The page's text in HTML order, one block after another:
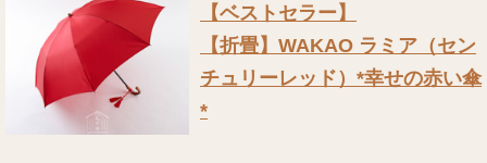
【ベストセラー】
【折畳】WAKAO ラミア（セン
チュリーレッド）*幸せの赤い傘
*